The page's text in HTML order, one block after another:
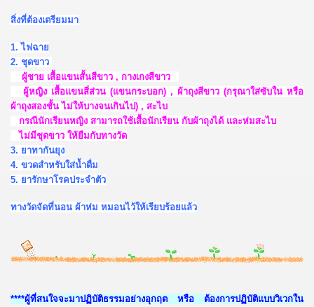
สิ่งที่ต้องเตรียมมา
1. ไฟฉาย
2. ชุดขาว
ผู้ชาย เสื้อแขนสั้นสีขาว , กางเกงสีขาว
ผู้หญิง เสื้อแขนสี่ส่วน (แขนกระบอก) , ผ้าถุงสีขาว (กรุณาใส่ซับใน หรือ
ผ้าถุงสองชั้น ไม่ให้บางจนเกินไป) , สะไบ
กรณีนักเรียนหญิง สามารถใช้เสื้อนักเรียน กับผ้าถุงได้ และห่มสะไบ
ไม่มีชุดขาว ให้ยืมกับทางวัด
3. ยาทากันยุง
4. ขวดสำหรับใส่น้ำดื่ม
5. ยารักษาโรคประจำตัว
ทางวัดจัดที่นอน ผ้าห่ม หมอนไว้ให้เรียบร้อยแล้ว
****ผู้ที่สนใจจะมาปฏิบัติธรรมอย่างอุกฤต หรือ ต้องการปฏิบัติแบบวิเวกใน